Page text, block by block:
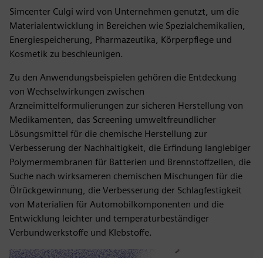
Simcenter Culgi wird von Unternehmen genutzt, um die
Materialentwicklung in Bereichen wie Spezialchemikalien,
Energiespeicherung, Pharmazeutika, Körperpflege und
Kosmetik zu beschleunigen.
Zu den Anwendungsbeispielen gehören die Entdeckung
von Wechselwirkungen zwischen
Arzneimittelformulierungen zur sicheren Herstellung von
Medikamenten, das Screening umweltfreundlicher
Lösungsmittel für die chemische Herstellung zur
Verbesserung der Nachhaltigkeit, die Erfindung langlebiger
Polymermembranen für Batterien und Brennstoffzellen, die
Suche nach wirksameren chemischen Mischungen für die
Ölrückgewinnung, die Verbesserung der Schlagfestigkeit
von Materialien für Automobilkomponenten und die
Entwicklung leichter und temperaturbeständiger
Verbundwerkstoffe und Klebstoffe.